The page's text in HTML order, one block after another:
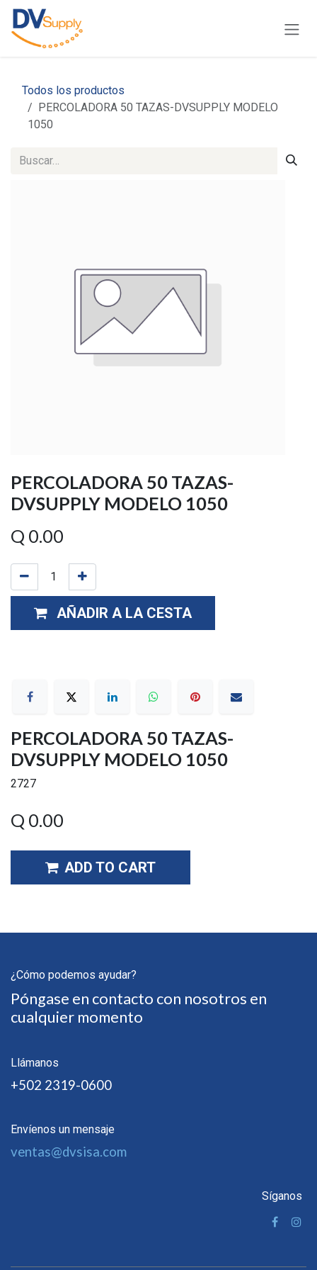
Ir al contenido
Todos los productos
PERCOLADORA 50 TAZAS-DVSUPPLY MODELO
1050
PERCOLADORA 50 TAZAS-
DVSUPPLY MODELO 1050
Q 0.00
AÑADIR A LA CESTA
PERCOLADORA 50 TAZAS-
DVSUPPLY MODELO 1050
2727
Q 0.00
ADD TO CART
¿Cómo podemos ayudar?
Póngase en contacto con nosotros en
cualquier momento
Llámanos
+502 2319-0600
Envíenos un mensaje
ventas@dvsisa.com
Síganos